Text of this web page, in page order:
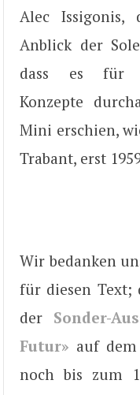
Alec Issigonis,
Anblick der
dass es für
Konzepte
Mini erschien,
Trabant, erst
Wir bedanken
für diesen Text;
der Sonder-
Futur» auf
noch bis zum